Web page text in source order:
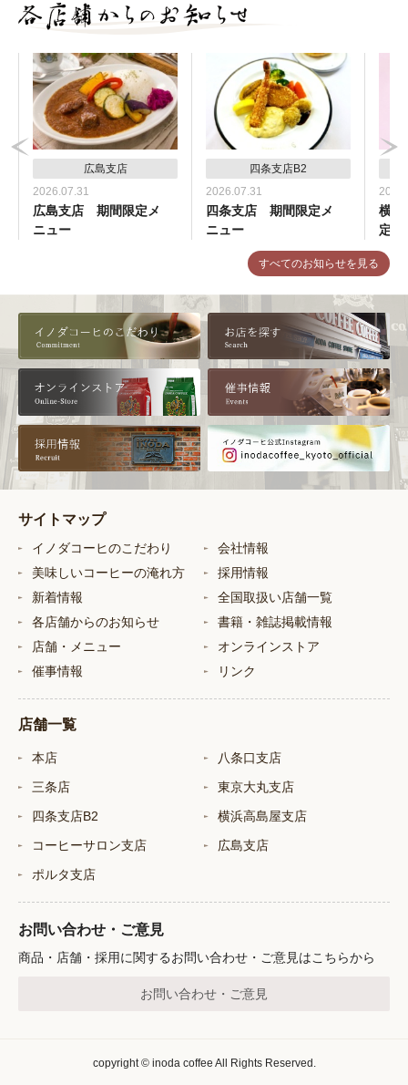
すべてのお知らせを見る
広島支店
2026.07.31
広島支店 期間限定メ
ニュー
四条支店B2
2026.07.31
四条支店 期間限定メ
ニュー
横
定メ
サイトマップ
イノダコーヒのこだわり
美味しいコーヒーの淹れ方
新着情報
各店舗からのお知らせ
店舗・メニュー
催事情報
会社情報
採用情報
全国取扱い店舗一覧
書籍・雑誌掲載情報
オンラインストア
リンク
店舗一覧
本店
三条店
四条支店B2
コーヒーサロン支店
ポルタ支店
八条口支店
東京大丸支店
横浜高島屋支店
広島支店
お問い合わせ・ご意見
商品・店舗・採用に関するお問い合わせ・ご意見はこちらから
お問い合わせ・ご意見
copyright © inoda coffee All Rights Reserved.